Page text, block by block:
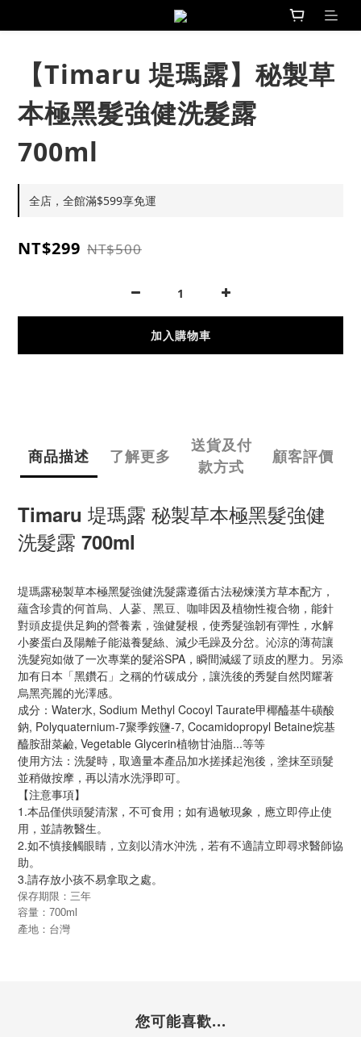
【Timaru 堤瑪露】秘製草
本極黑髮強健洗髮露
700ml
全店，全館滿$599享免運
NT$299 NT$500
加入購物車
商品描述 了解更多
送貨及付
款方式
顧客評價
Timaru 堤瑪露 秘製草本極黑髮強健
洗髮露 700ml
堤瑪露秘製草本極黑髮強健洗髮露遵循古法秘煉漢方草本配方，
蘊含珍貴的何首烏、人蔘、黑豆、咖啡因及植物性複合物，能針
對頭皮提供足夠的營養素，強健髮根，使秀髮強韌有彈性，水解
小麥蛋白及陽離子能滋養髮絲、減少毛躁及分岔。沁涼的薄荷讓
洗髮宛如做了一次專業的髮浴SPA，瞬間減緩了頭皮的壓力。另添
加有日本「黑鑽石」之稱的竹碳成分，讓洗後的秀髮自然閃耀著
烏黑亮麗的光澤感。
成分：Water水, Sodium Methyl Cocoyl Taurate甲椰醯基牛磺酸
鈉, Polyquaternium-7聚季銨鹽-7, Cocamidopropyl Betaine烷基
醯胺甜菜鹼, Vegetable Glycerin植物甘油脂...等等
使用方法：洗髮時，取適量本產品加水搓揉起泡後，塗抹至頭髮
並稍做按摩，再以清水洗淨即可。
【注意事項】
1.本品僅供頭髮清潔，不可食用；如有過敏現象，應立即停止使
用，並請教醫生。
2.如不慎接觸眼睛，立刻以清水沖洗，若有不適請立即尋求醫師協
助。
3.請存放小孩不易拿取之處。
保存期限：三年
容量：700ml
產地：台灣
您可能喜歡...